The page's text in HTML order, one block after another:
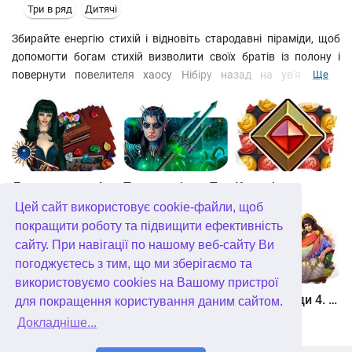
Цей сайт використовує cookie-файли, щоб
покращити роботу та підвищити ефективність
сайту. При навігації по нашому веб-сайту Ви
погоджуєтесь з тим, що ми зберігаємо та
використовуємо cookies на Вашому пристрої
для покращення користування даним сайтом.
Докладніше...
Три в ряд Дитячі
Збирайте енергію стихій і відновіть стародавні піраміди, щоб
допомогти богам стихій визволити своїх братів із полону і
повернути повелителя хаосу Нібіру назад на ув'язнення!
здобути енергію, а на зароблені зірки покращуйте богів і
відновлюйте піраміди! Нібіру заважатиме щосили – виявите
кмітливість, щоб зберегти гармонію в чарівному світі!
Ще
Джевел матч 4 Таємне місто. Підводне царство. колекційне видання Квадріум
Зберігач рун Мундус. Неможливий всесвіт Герої Еллади 4. Народження міфу